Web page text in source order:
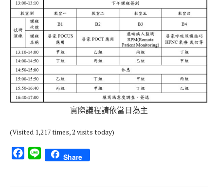
實際議程請依當日為主
(Visited 1,217 times, 2 visits today)
Facebook
Line Share